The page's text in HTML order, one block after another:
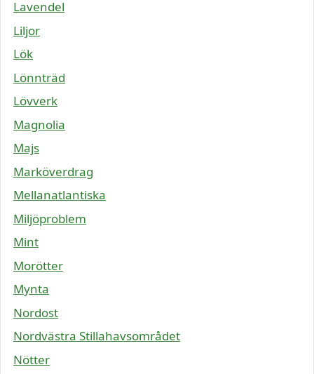
Lavendel
Liljor
Lök
Lönnträd
Lövverk
Magnolia
Majs
Marköverdrag
Mellanatlantiska
Miljöproblem
Mint
Morötter
Mynta
Nordost
Nordvästra Stillahavsområdet
Nötter